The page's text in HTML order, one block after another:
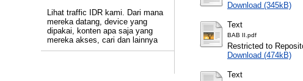
Lihat traffic IDR kami. Dari mana
mereka datang, device yang
dipakai, konten apa saja yang
mereka akses, cari dan lainnya
Download (345kB)
Text
BAB II.pdf
Restricted to
Download (474kB)
Text